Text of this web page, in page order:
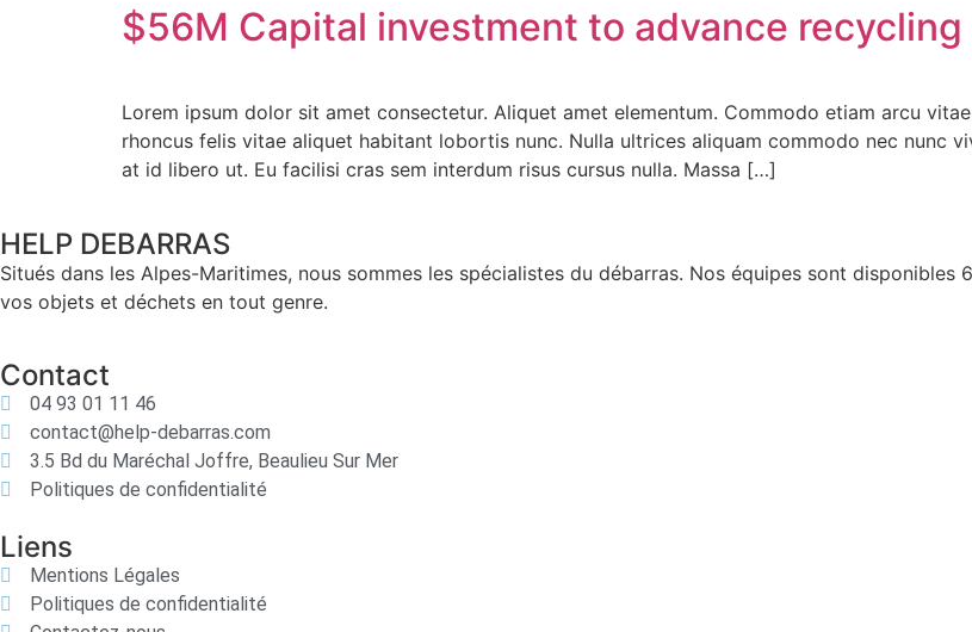
$56M Capital investment to advance recycling
Lorem ipsum dolor sit amet consectetur. Aliquet amet elementum. Commodo etiam arcu
rhoncus felis vitae aliquet habitant lobortis nunc. Nulla ultrices aliquam commodo nec nunc
at id libero ut. Eu facilisi cras sem interdum risus cursus nulla. Massa […]
HELP DEBARRAS
Situés dans les Alpes-Maritimes, nous sommes les spécialistes du débarras. Nos équipes sont
vos objets et déchets en tout genre.
Contact
04 93 01 11 46
contact@help-debarras.com
3.5 Bd du Maréchal Joffre, Beaulieu Sur Mer
Politiques de confidentialité
Liens
Mentions Légales
Politiques de confidentialité